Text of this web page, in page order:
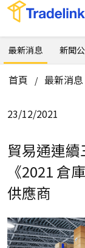
最新消息 新聞
首頁 / 最新消息
23/12/2021
貿易通連
《2021 倉
供應商